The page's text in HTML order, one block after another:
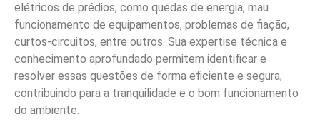
elétricos de prédios, como quedas de energia, mau
funcionamento de equipamentos, problemas de fiação,
curtos-circuitos, entre outros. Sua expertise técnica e
conhecimento aprofundado permitem identificar e
resolver essas questões de forma eficiente e segura,
contribuindo para a tranquilidade e o bom funcionamento
do ambiente.